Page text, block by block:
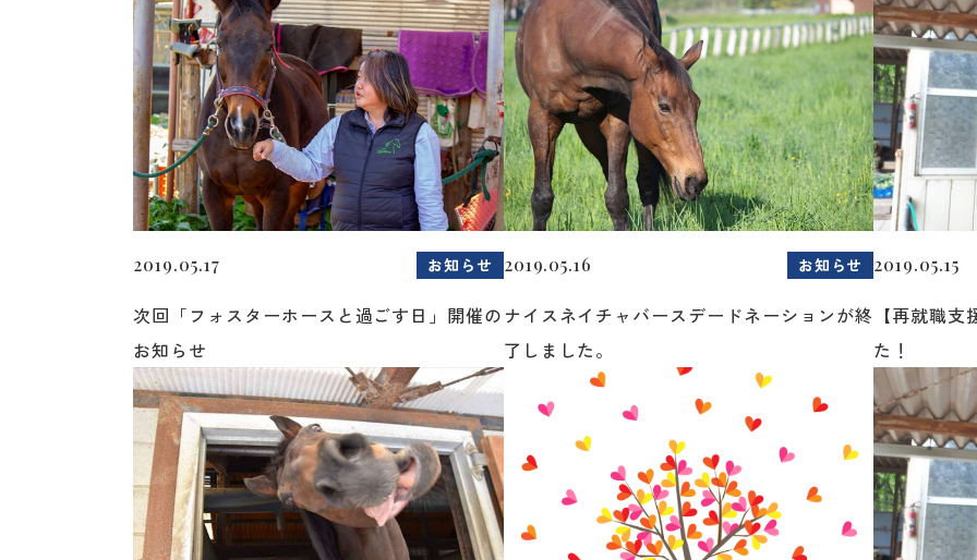
2019.05.17 お知らせ
次回「フォスターホースと過ごす日」開催の
お知らせ
2019.05.16 お知らせ
ナイスネイチャバースデードネーションが終
了しました。
2019.05.15
【再就職
た！